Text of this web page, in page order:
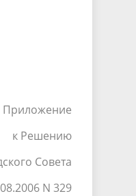
Приложение
к Решению
Совета
N 329